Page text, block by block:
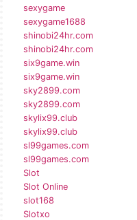
sexygame
sexygame1688
shinobi24hr.com
shinobi24hr.com
six9game.win
six9game.win
sky2899.com
sky2899.com
skylix99.club
skylix99.club
sl99games.com
sl99games.com
Slot
Slot Online
slot168
Slotxo